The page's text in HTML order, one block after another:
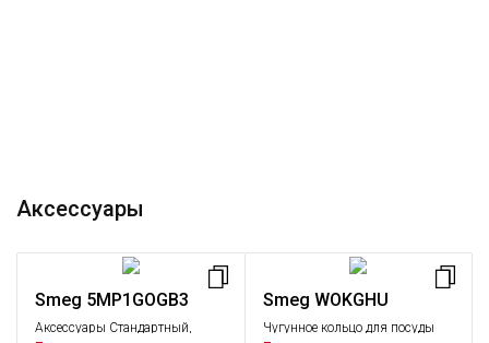
Аксессуары
Smeg 5MP1GOGB3
Аксессуары Стандартный,
Smeg WOKGHU
Чугунное кольцо для посуды